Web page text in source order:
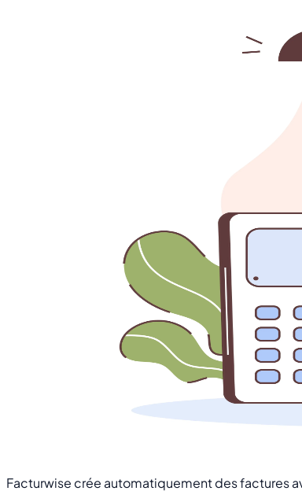
Facturwise crée automatiquement des factures